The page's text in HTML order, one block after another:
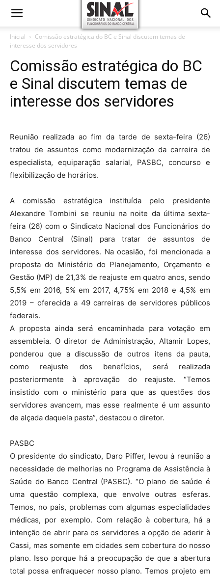
Inicial
Comissão estratégica do BC e Sinal discutem temas de
interesse dos servidores
Comissão estratégica do BC
e Sinal discutem temas de
interesse dos servidores
Reunião realizada ao fim da tarde de sexta-feira (26)
tratou de assuntos como modernização da carreira de
especialista, equiparação salarial, PASBC, concurso e
flexibilização de horários.
A comissão estratégica instituída pelo presidente
Alexandre Tombini se reuniu na noite da última sexta-
feira (26) com o Sindicato Nacional dos Funcionários do
Banco Central (Sinal) para tratar de assuntos de
interesse dos servidores. Na ocasião, foi mencionada a
proposta do Ministério do Planejamento, Orçamento e
Gestão (MP) de 21,3% de reajuste em quatro anos, sendo
5,5% em 2016, 5% em 2017, 4,75% em 2018 e 4,5% em
2019 – oferecida a 49 carreiras de servidores públicos
federais.
A proposta ainda será encaminhada para votação em
assembleia. O diretor de Administração, Altamir Lopes,
ponderou que a discussão de outros itens da pauta,
como reajuste dos benefícios, será realizada
posteriormente à aprovação do reajuste. “Temos
insistido com o ministério para que as questões dos
servidores avancem, mas esse realmente é um assunto
de alçada daquela pasta”, destacou o diretor.
PASBC
O presidente do sindicato, Daro Piffer, levou à reunião a
necessidade de melhorias no Programa de Assistência à
Saúde do Banco Central (PASBC). “O plano de saúde é
uma questão complexa, que envolve outras esferas.
Temos, no país, problemas com algumas especialidades
médicas, por exemplo. Com relação à cobertura, há a
intenção de abrir para os servidores a opção de aderir à
Cassi, mas somente em cidades sem cobertura do nosso
plano. Isso porque há a preocupação de que a abertura
total possa enfraquecer nosso plano. Temos projeto em